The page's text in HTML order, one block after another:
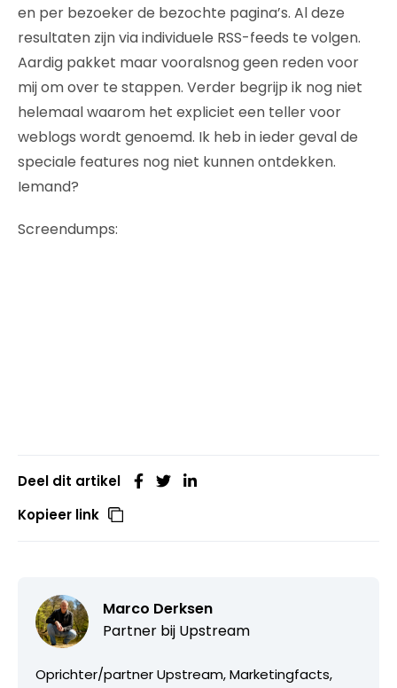
en per bezoeker de bezochte pagina’s. Al deze
resultaten zijn via individuele RSS-feeds te volgen.
Aardig pakket maar vooralsnog geen reden voor
mij om over te stappen. Verder begrijp ik nog niet
helemaal waarom het expliciet een teller voor
weblogs wordt genoemd. Ik heb in ieder geval de
speciale features nog niet kunnen ontdekken.
Iemand?
Screendumps:
Deel dit artikel
Kopieer link
Marco Derksen
Partner bij Upstream
Oprichter/partner Upstream, Marketingfacts,